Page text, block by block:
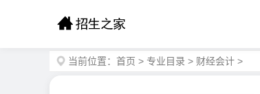
当前位置： 首页 > 专业目录 > 财经会计 >